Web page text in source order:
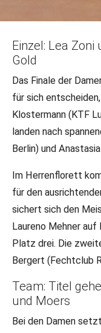
22.06.2023 LR/DFB-
Rückblick:
Florett U17
Am 20. und 21. Mai
Meisterschaft der
liebevoll dekorierten
Teilnehmenden vor
Einzel: Lea
Gold
Das Finale der
für sich
Klostermann (KTF
landen nach
Berlin) und
Im Herrenflorett
für den
sichert sich den
Laureno Mehner
Platz drei. Die
Bergert (Fechtclub
Team: Titel
und Moers
Bei den Damen